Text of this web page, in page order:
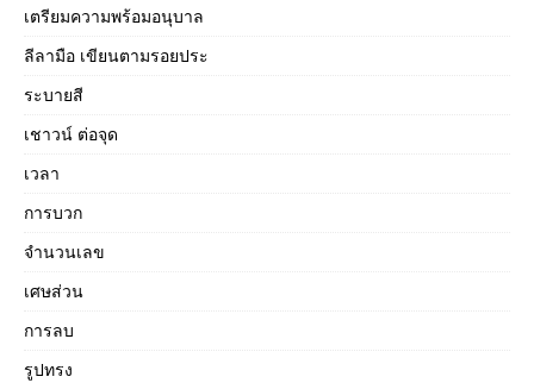
เตรียมความพร้อมอนุบาล
ลีลามือ เขียนตามรอยประ
ระบายสี
เชาวน์ ต่อจุด
เวลา
การบวก
จำนวนเลข
เศษส่วน
การลบ
รูปทรง